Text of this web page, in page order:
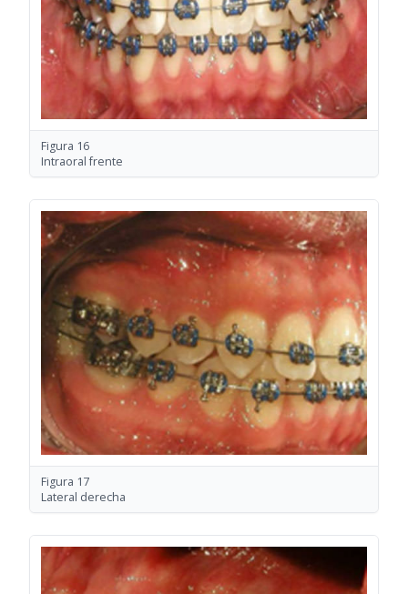
Figura 16
Intraoral frente
Figura 17
Lateral derecha